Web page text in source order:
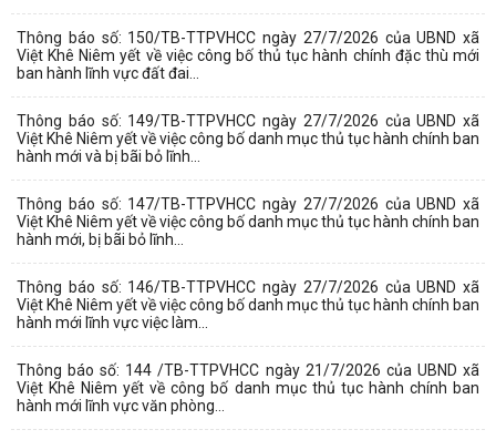
Thông báo số: 150/TB-TTPVHCC ngày 27/7/2026 của UBND xã
Việt Khê Niêm yết về việc công bố thủ tục hành chính đặc thù mới
ban hành lĩnh vực đất đai...
Thông báo số: 149/TB-TTPVHCC ngày 27/7/2026 của UBND xã
Việt Khê Niêm yết về việc công bố danh mục thủ tục hành chính ban
hành mới và bị bãi bỏ lĩnh...
Thông báo số: 147/TB-TTPVHCC ngày 27/7/2026 của UBND xã
Việt Khê Niêm yết về việc công bố danh mục thủ tục hành chính ban
hành mới, bị bãi bỏ lĩnh...
Thông báo số: 146/TB-TTPVHCC ngày 27/7/2026 của UBND xã
Việt Khê Niêm yết về việc công bố danh mục thủ tục hành chính ban
hành mới lĩnh vực việc làm...
Thông báo số: 144 /TB-TTPVHCC ngày 21/7/2026 của UBND xã
Việt Khê Niêm yết về công bố danh mục thủ tục hành chính ban
hành mới lĩnh vực văn phòng...